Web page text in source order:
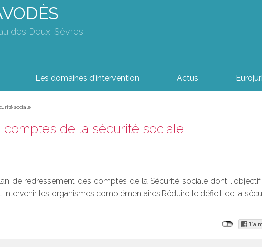
des Deux-Sèvres
Les domaines d'intervention Actus
sociale
de la sécurité sociale
de redressement des comptes de la Sécurité sociale dont
les organismes complémentaires.Réduire le déficit de la